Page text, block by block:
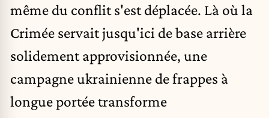
même du conflit s'est déplacée. Là où la
Crimée servait jusqu'ici de base arrière
solidement approvisionnée, une
campagne ukrainienne de frappes à
longue portée transforme